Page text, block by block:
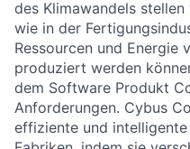
des Klimawandels
wie in der
Ressourcen und Energie
produziert werden
dem Software Produkt
Anforderungen. Cybus
effiziente und